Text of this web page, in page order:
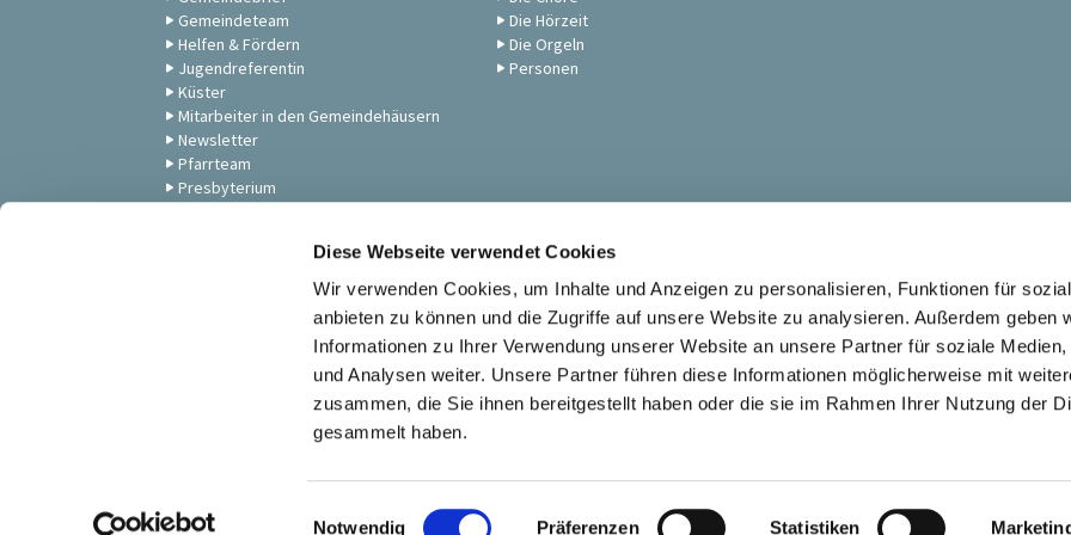
Diese Webseite verwendet Cookies
Wir verwenden Cookies, um Inhalte und Anzeigen zu personalisieren, Funktionen für
anbieten zu können und die Zugriffe auf unsere Website zu analysieren. Außerdem geben
Informationen zu Ihrer Verwendung unserer Website an unsere Partner für soziale Medien,
und Analysen weiter. Unsere Partner führen diese Informationen möglicherweise mit
zusammen, die Sie ihnen bereitgestellt haben oder die sie im Rahmen Ihrer Nutzung der
gesammelt haben.
Notwendig Präferenzen Statistiken
Gemeindeteam
Helfen & Fördern
Jugendreferentin
Küster
Mitarbeiter in den Gemeindehäusern
Newsletter
Pfarrteam
Presbyterium
Gottesdienste & Musik
Die Hörzeit
Die Orgeln
Personen
Ev. St. Petri-Pauli Kirchengemeinde Soest
Kontaktinformationen Impressum